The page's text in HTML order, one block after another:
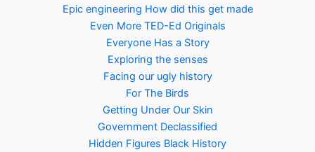
Epic engineering How did this get made
Even More TED-Ed Originals
Everyone Has a Story
Exploring the senses
Facing our ugly history
For The Birds
Getting Under Our Skin
Government Declassified
Hidden Figures Black History